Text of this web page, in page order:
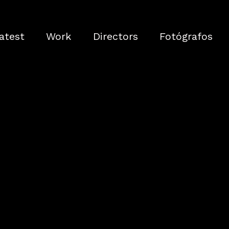
Work Directors Fotógrafos